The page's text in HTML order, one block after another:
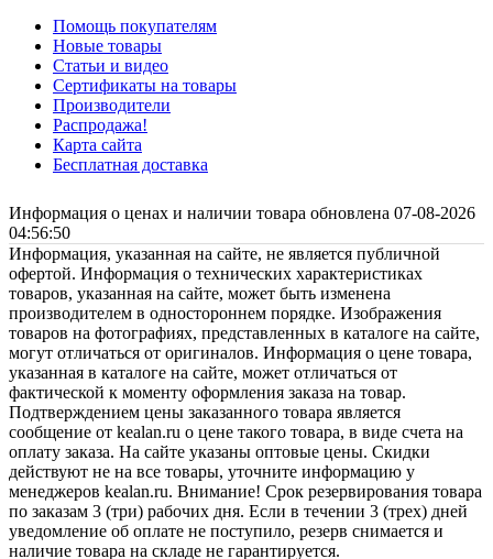
Помощь покупателям
Новые товары
Статьи и видео
Сертификаты на товары
Производители
Распродажа!
Карта сайта
Бесплатная доставка
Информация о ценах и наличии товара обновлена 07-08-2026
04:56:50
Информация, указанная на сайте, не является публичной
офертой. Информация о технических характеристиках
товаров, указанная на сайте, может быть изменена
производителем в одностороннем порядке. Изображения
товаров на фотографиях, представленных в каталоге на сайте,
могут отличаться от оригиналов. Информация о цене товара,
указанная в каталоге на сайте, может отличаться от
фактической к моменту оформления заказа на товар.
Подтверждением цены заказанного товара является
сообщение от kealan.ru о цене такого товара, в виде счета на
оплату заказа. На сайте указаны оптовые цены. Скидки
действуют не на все товары, уточните информацию у
менеджеров kealan.ru. Внимание! Срок резервирования товара
по заказам 3 (три) рабочих дня. Если в течении 3 (трех) дней
уведомление об оплате не поступило, резерв снимается и
наличие товара на складе не гарантируется.